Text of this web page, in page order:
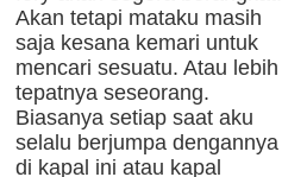
Akan tetapi mataku masih
saja kesana kemari untuk
mencari sesuatu. Atau lebih
tepatnya seseorang.
Biasanya setiap saat aku
selalu berjumpa dengannya
di kapal ini atau kapal